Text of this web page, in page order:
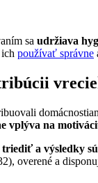
sa udržiava
používať správne
vplýva na
triediť a výsledky
overené a